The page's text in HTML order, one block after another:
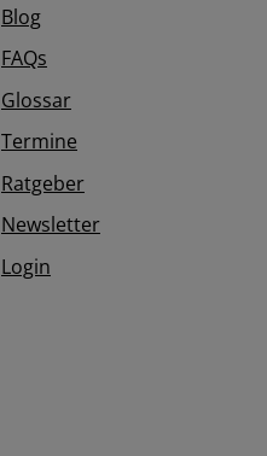
Blog
FAQs
Glossar
Termine
Ratgeber
Newsletter
Login